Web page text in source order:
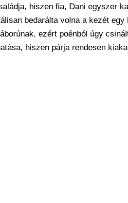
hiszen fia, Dani egyszer
bedarálta volna a kezét egy
ezért poénból úgy
hiszen párja rendesen